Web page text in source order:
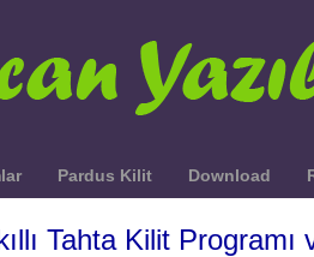
Pardus Kilit Download
Tahta Kilit Programı